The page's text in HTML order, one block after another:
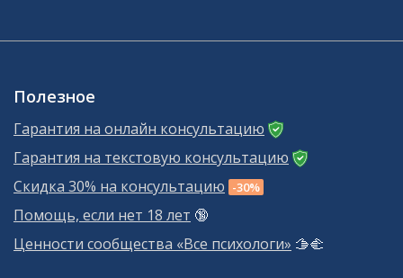
Полезное
Гарантия на онлайн консультацию
Гарантия на текстовую консультацию
Скидка 30% на консультацию -30%
Помощь, если нет 18 лет 🔞
Ценности сообщества «Все психологи» 🫱‍🫲